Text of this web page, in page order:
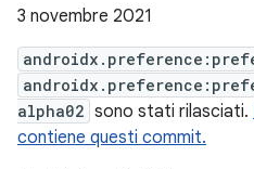
3 novembre 2021
alpha02 sono stati rilasciati.
contiene questi commit.